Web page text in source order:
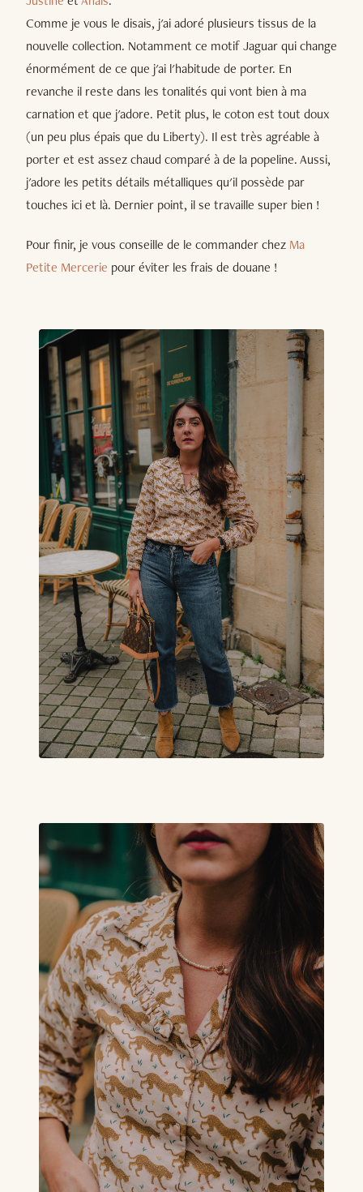
Comme je vous le disais, j'ai adoré plusieurs tissus de la
nouvelle collection. Notamment ce motif Jaguar qui change
énormément de ce que j'ai l'habitude de porter. En
revanche il reste dans les tonalités qui vont bien à ma
carnation et que j'adore. Petit plus, le coton est tout doux
(un peu plus épais que du Liberty). Il est très agréable à
porter et est assez chaud comparé à de la popeline. Aussi,
j'adore les petits détails métalliques qu'il possède par
touches ici et là. Dernier point, il se travaille super bien !
Pour finir, je vous conseille de le commander chez Ma
Petite Mercerie pour éviter les frais de douane !